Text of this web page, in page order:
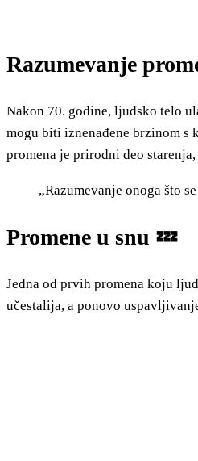
Razumevanje
Nakon 70. godine, ljudsko telo
mogu biti iznenađene brzinom s
promena je prirodni deo
„Razumevanje onoga što
Promene u snu 💤
Jedna od prvih promena koju
učestalija, a ponovo